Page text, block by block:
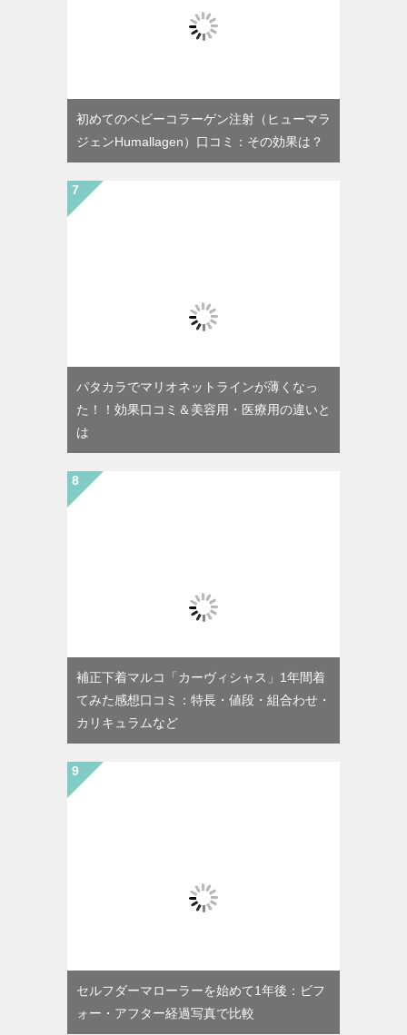
初めてのベビーコラーゲン注射（ヒューマラ
ジェンHumallagen）口コミ：その効果は？
パタカラでマリオネットラインが薄くなっ
た！！効果口コミ＆美容用・医療用の違いと
は
補正下着マルコ「カーヴィシャス」1年間着
てみた感想口コミ：特長・値段・組合わせ・
カリキュラムなど
セルフダーマローラーを始めて1年後：ビフ
ォー・アフター経過写真で比較